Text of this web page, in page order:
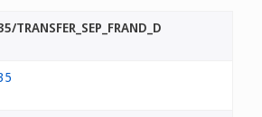
TRANSFER_SEP_FRAND_D